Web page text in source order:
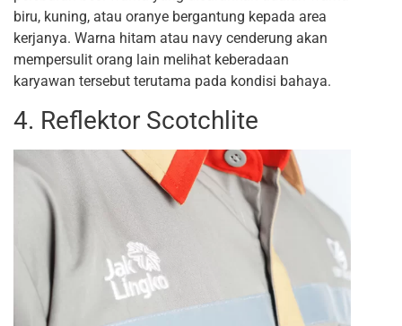
biru, kuning, atau oranye bergantung kepada area
kerjanya. Warna hitam atau navy cenderung akan
mempersulit orang lain melihat keberadaan
karyawan tersebut terutama pada kondisi bahaya.
4. Reflektor Scotchlite